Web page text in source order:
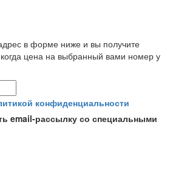
в форме ниже и вы получите
цена на выбранный вами номер у
конфиденциальности
email-рассылку со специальными